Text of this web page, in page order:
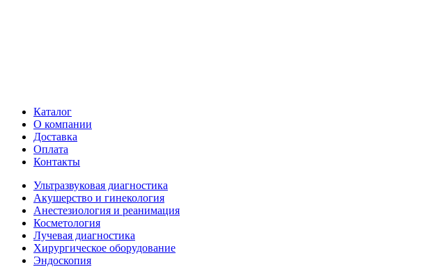
Каталог
О компании
Доставка
Оплата
Контакты
Ультразвуковая диагностика
Акушерство и гинекология
Анестезиология и реанимация
Косметология
Лучевая диагностика
Хирургическое оборудование
Эндоскопия